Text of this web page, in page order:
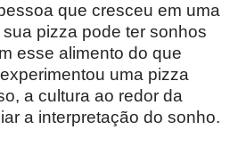
que cresceu em uma
pizza pode ter sonhos
esse alimento do que
uma pizza
a cultura ao redor da
a interpretação do sonho.